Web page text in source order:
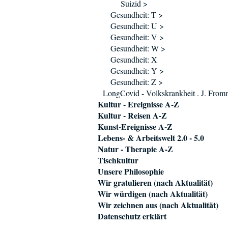
Suizid >
Gesundheit: T >
Gesundheit: U >
Gesundheit: V >
Gesundheit: W >
Gesundheit: X
Gesundheit: Y >
Gesundheit: Z >
LongCovid - Volkskrankheit . J.
Kultur - Ereignisse A-Z
Kultur - Reisen A-Z
Kunst-Ereignisse A-Z
Lebens- & Arbeitswelt 2.0 - 5.0
Natur - Therapie A-Z
Tischkultur
Unsere Philosophie
Wir gratulieren (nach Aktualität)
Wir würdigen (nach Aktualität)
Wir zeichnen aus (nach Aktualität)
Datenschutz erklärt